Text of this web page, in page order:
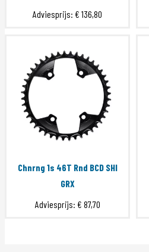
Adviesprijs: € 136,80
Chnrng 1s 46T Rnd BCD SHI
GRX
Adviesprijs: € 87,70